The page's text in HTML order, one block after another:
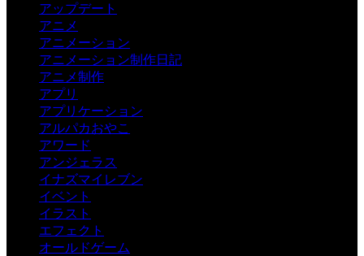
アップデート
アニメ
アニメーション
アニメーション制作日記
アニメ制作
アプリ
アプリケーション
アルパカおやこ
アワード
アンジェラス
イナズマイレブン
イベント
イラスト
エフェクト
オールドゲーム